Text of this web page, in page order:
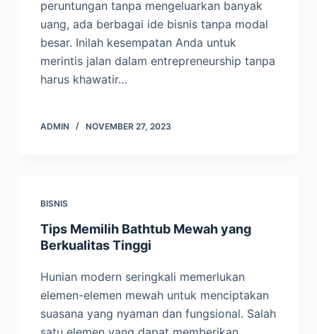
peruntungan tanpa mengeluarkan banyak
uang, ada berbagai ide bisnis tanpa modal
besar. Inilah kesempatan Anda untuk
merintis jalan dalam entrepreneurship tanpa
harus khawatir…
ADMIN NOVEMBER 27, 2023
BISNIS
Tips Memilih Bathtub Mewah yang
Berkualitas Tinggi
Hunian modern seringkali memerlukan
elemen-elemen mewah untuk menciptakan
suasana yang nyaman dan fungsional. Salah